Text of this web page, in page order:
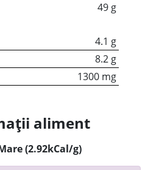
49 g
4.1 g
8.2 g
1300 mg
aliment
(2.92kCal/g)